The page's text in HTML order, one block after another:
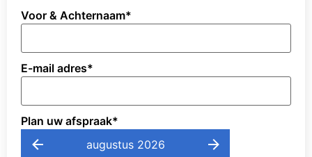
Voor & Achternaam*
E-mail adres*
Plan uw afspraak*
augustus 2026